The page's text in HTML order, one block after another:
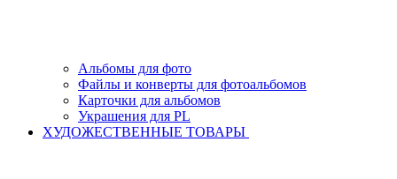
Альбомы для фото
Файлы и конверты для фотоальбомов
Карточки для альбомов
Украшения для PL
ХУДОЖЕСТВЕННЫЕ ТОВАРЫ